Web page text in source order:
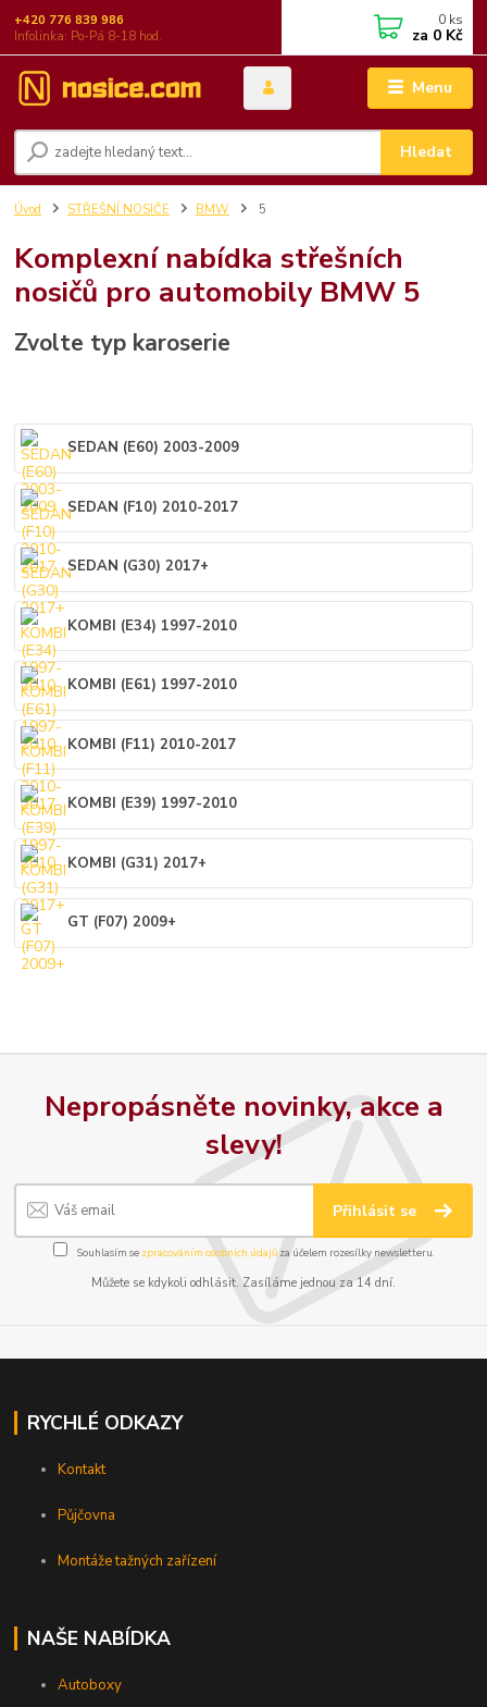
Menu
Hledat
+420 776 839 986
Infolinka: Po-Pá 8-18 hod.
0 ks
za 0 Kč
Úvod STŘEŠNÍ NOSIČE BMW 5
Komplexní nabídka střešních
nosičů pro automobily BMW 5
Zvolte typ karoserie
SEDAN (E60) 2003-2009
SEDAN (F10) 2010-2017
SEDAN (G30) 2017+
KOMBI (E34) 1997-2010
KOMBI (E61) 1997-2010
KOMBI (F11) 2010-2017
KOMBI (E39) 1997-2010
KOMBI (G31) 2017+
GT (F07) 2009+
Nepropásněte novinky, akce a
slevy!
Přihlásit se
Souhlasím se zpracováním osobních údajůza účelem rozesílky newsletteru.
Můžete se kdykoli odhlásit. Zasíláme jednou za 14 dní.
RYCHLÉ ODKAZY
Kontakt
Půjčovna
Montáže tažných zařízení
NAŠE NABÍDKA
Autoboxy